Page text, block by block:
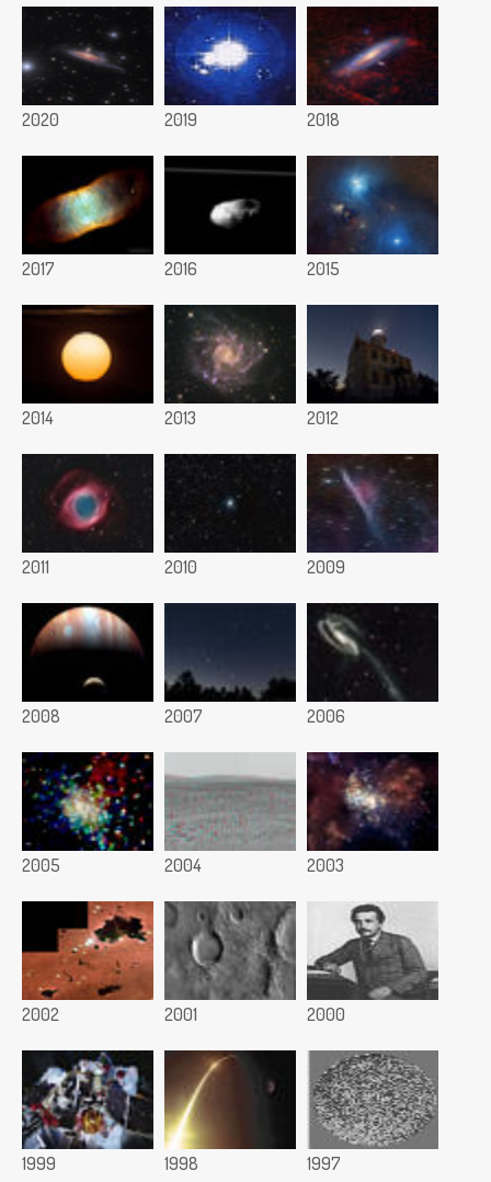
2020 2019 2018
2017 2016 2015
2014 2013 2012
2011 2010 2009
2008 2007 2006
2005 2004 2003
2002 2001 2000
1999 1998 1997